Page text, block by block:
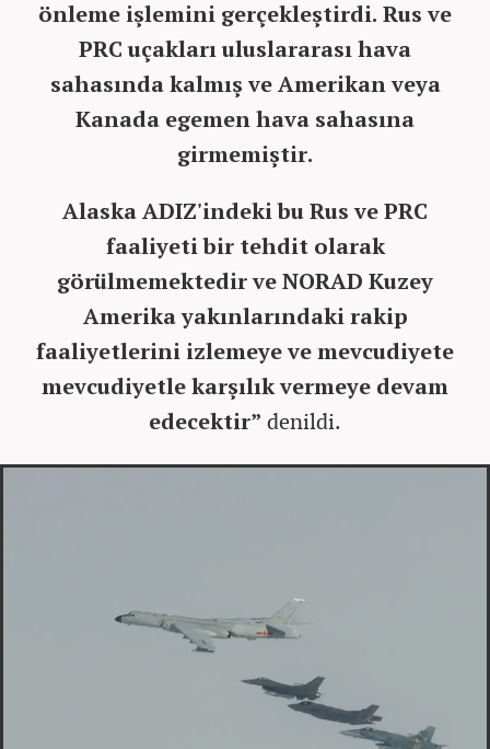
önleme işlemini gerçekleştirdi. Rus ve
PRC uçakları uluslararası hava
sahasında kalmış ve Amerikan veya
Kanada egemen hava sahasına
girmemiştir.
Alaska ADIZ'indeki bu Rus ve PRC
faaliyeti bir tehdit olarak
görülmemektedir ve NORAD Kuzey
Amerika yakınlarındaki rakip
faaliyetlerini izlemeye ve mevcudiyete
mevcudiyetle karşılık vermeye devam
edecektir” denildi.